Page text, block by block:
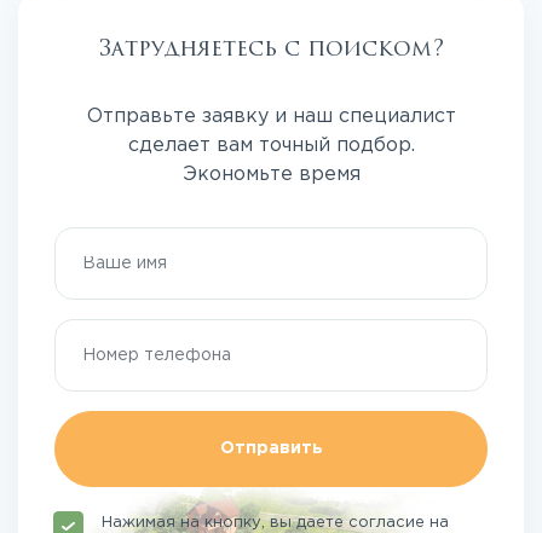
Затрудняетесь с поиском?
Отправьте заявку и наш специалист
сделает вам точный подбор.
Экономьте время
Отправить
Нажимая на кнопку, вы даете согласие на